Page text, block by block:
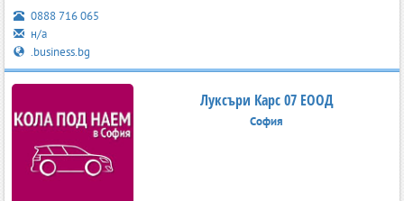
0888 716 065
н/а
.business.bg
Луксъри Карс 07 ЕООД
София